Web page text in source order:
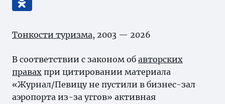
Тонкости туризма, 2003 — 2026
В соответствии с законом об авторских
правах при цитировании материала
«Журнал/Певицу не пустили в бизнес-зал
аэропорта из-за уггов» активная